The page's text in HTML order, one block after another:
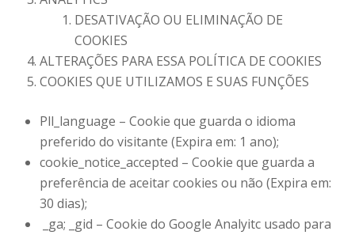
DESATIVAÇÃO OU ELIMINAÇÃO DE
COOKIES
ALTERAÇÕES PARA ESSA POLÍTICA DE COOKIES
COOKIES QUE UTILIZAMOS E SUAS FUNÇÕES
Pll_language – Cookie que guarda o idioma
preferido do visitante (Expira em: 1 ano);
cookie_notice_accepted – Cookie que guarda a
preferência de aceitar cookies ou não (Expira em:
30 dias);
_ga; _gid – Cookie do Google Analyitc usado para